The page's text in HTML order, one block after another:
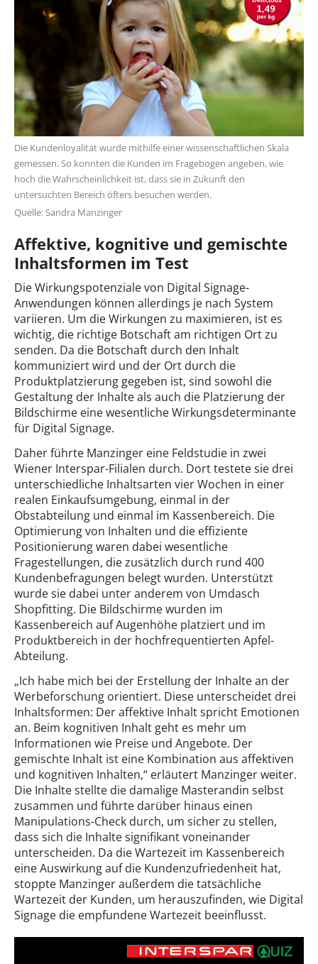
Die Kundenloyalität wurde mithilfe einer wissenschaftlichen Skala
gemessen. So konnten die Kunden im Fragebogen angeben, wie
hoch die Wahrscheinlichkeit ist, dass sie in Zukunft den
untersuchten Bereich öfters besuchen werden.
Quelle: Sandra Manzinger
Affektive, kognitive und gemischte
Inhaltsformen im Test
Die Wirkungspotenziale von Digital Signage-
Anwendungen können allerdings je nach System
variieren. Um die Wirkungen zu maximieren, ist es
wichtig, die richtige Botschaft am richtigen Ort zu
senden. Da die Botschaft durch den Inhalt
kommuniziert wird und der Ort durch die
Produktplatzierung gegeben ist, sind sowohl die
Gestaltung der Inhalte als auch die Platzierung der
Bildschirme eine wesentliche Wirkungsdeterminante
für Digital Signage.
Daher führte Manzinger eine Feldstudie in zwei
Wiener Interspar-Filialen durch. Dort testete sie drei
unterschiedliche Inhaltsarten vier Wochen in einer
realen Einkaufsumgebung, einmal in der
Obstabteilung und einmal im Kassenbereich. Die
Optimierung von Inhalten und die effiziente
Positionierung waren dabei wesentliche
Fragestellungen, die zusätzlich durch rund 400
Kundenbefragungen belegt wurden. Unterstützt
wurde sie dabei unter anderem von Umdasch
Shopfitting. Die Bildschirme wurden im
Kassenbereich auf Augenhöhe platziert und im
Produktbereich in der hochfrequentierten Apfel-
Abteilung.
„Ich habe mich bei der Erstellung der Inhalte an der
Werbeforschung orientiert. Diese unterscheidet drei
Inhaltsformen: Der affektive Inhalt spricht Emotionen
an. Beim kognitiven Inhalt geht es mehr um
Informationen wie Preise und Angebote. Der
gemischte Inhalt ist eine Kombination aus affektiven
und kognitiven Inhalten,“ erläutert Manzinger weiter.
Die Inhalte stellte die damalige Masterandin selbst
zusammen und führte darüber hinaus einen
Manipulations-Check durch, um sicher zu stellen,
dass sich die Inhalte signifikant voneinander
unterscheiden. Da die Wartezeit im Kassenbereich
eine Auswirkung auf die Kundenzufriedenheit hat,
stoppte Manzinger außerdem die tatsächliche
Wartezeit der Kunden, um herauszufinden, wie Digital
Signage die empfundene Wartezeit beeinflusst.